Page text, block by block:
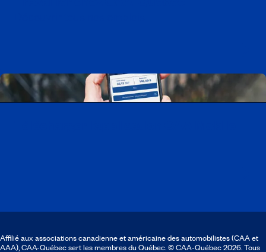
Affilié aux associations canadienne et américaine des automobilistes (CAA et
AAA), CAA-Québec sert les membres du Québec. © CAA‑Québec 2026. Tous